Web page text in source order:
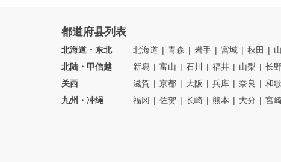
都道府县列表
北海道・东北 北海道 青森 岩手 宮城 秋田
北陆・甲信越
新舄 富山 石川 福井 山梨 长野
关西
滋賀 京都 大阪 兵库 奈良 和
九州・冲绳
福冈 佐贺 长崎 熊本 大分 宮